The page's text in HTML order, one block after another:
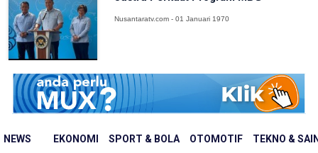
NEWS EKONOMI SPORT & BOLA OTOMOTIF TEKNO &
Nusantaratv.com - 01 Januari 1970